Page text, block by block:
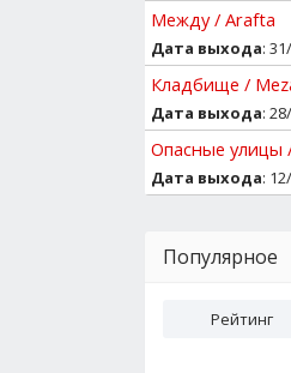
Между / Arafta
Дата выхода:
Кладбище /
Дата выхода:
Опасные улицы
Дата выхода:
Популярное
Рейтинг